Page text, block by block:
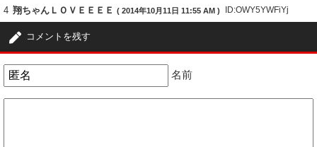
4 翔ちゃんＬＯＶＥＥＥＥ ( 2014年10月11日 11:55 AM ) ID:OWY5YWFiYj
きゃりー最悪だ。
3 3
匿名 ID:MjViNDlhZj
きゃりーちゃんはそんな人じゃないと思う
コメントを残す
名前